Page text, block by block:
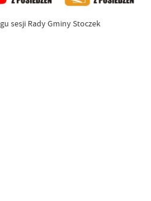
sesji Rady Gminy Stoczek